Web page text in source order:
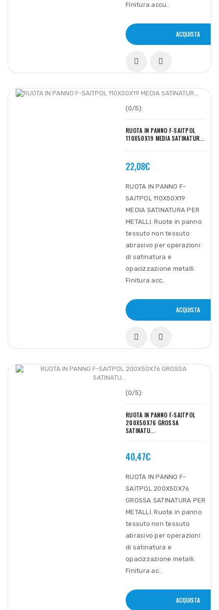
Finitura accu..
ACQUISTA
(0/5):
RUOTA IN PANNO F-SAITPOL
110X50X19 MEDIA SATINATUR...
22,08€
RUOTA IN PANNO F-
SAITPOL 110X50X19
MEDIA SATINATURA PER
METALLI. Ruote in panno
tessuto non tessuto
abrasivo per operazioni
di satinatura e
opacizzazione metalli.
Finitura acc..
ACQUISTA
(0/5):
RUOTA IN PANNO F-SAITPOL
200X50X76 GROSSA
SATINATU...
40,47€
RUOTA IN PANNO F-
SAITPOL 200X50X76
GROSSA SATINATURA PER
METALLI. Ruote in panno
tessuto non tessuto
abrasivo per operazioni
di satinatura e
opacizzazione metalli.
Finitura ac..
ACQUISTA